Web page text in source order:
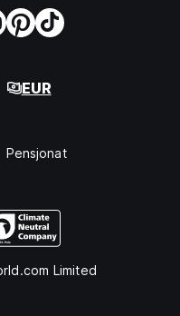
EUR
Pensjonat
Limited